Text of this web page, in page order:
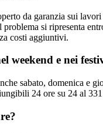
da garanzia sui lavori
si ripresenta
costi aggiuntivi.
weekend e nei
sabato, domenica e
24 ore su 24 al